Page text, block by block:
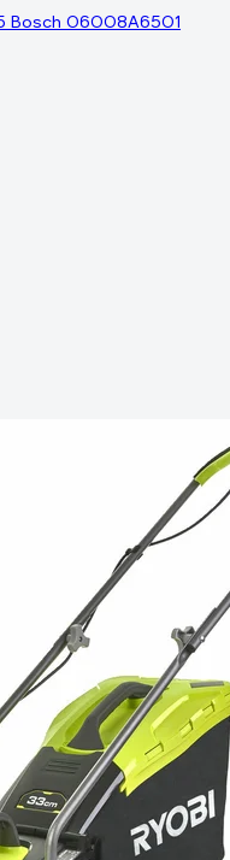
Bosch 06008A6501